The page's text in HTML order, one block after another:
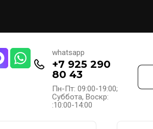
whatsapp
+7 925 290
80 43
Пн-Пт: 09:00-19:00;
Cуббота, Воскр:
:10:00-14:00